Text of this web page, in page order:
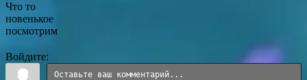
Что то
новенькое
посмотрим
Войдите: